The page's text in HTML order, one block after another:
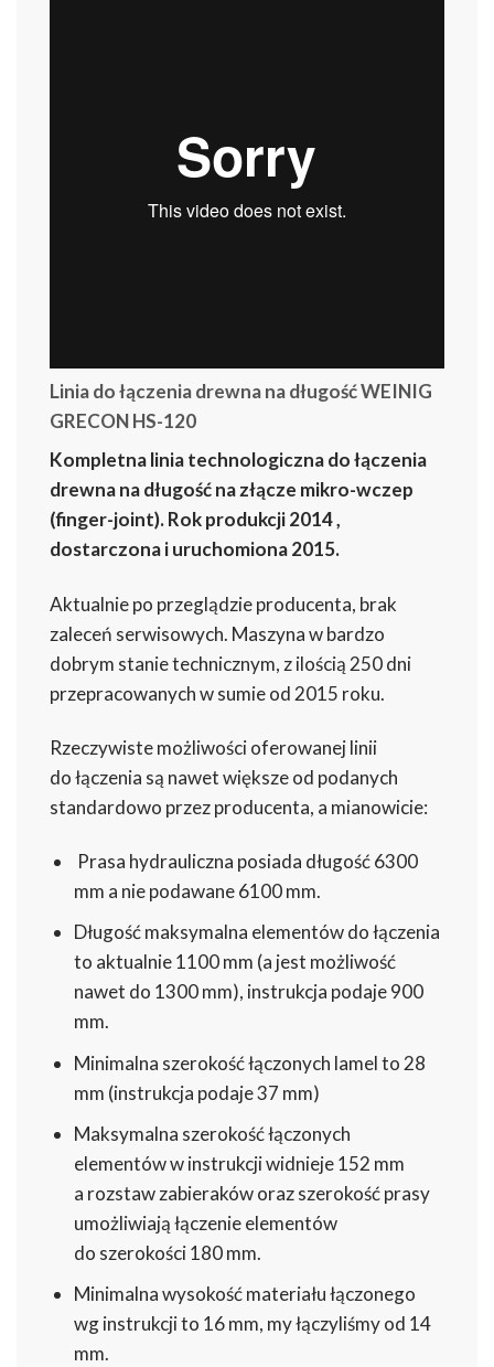
Linia do łączenia drewna na długość WEINIG
GRECON HS-120
Kompletna linia technologiczna do łączenia
drewna na długość na złącze mikro-wczep
(finger-joint). Rok produkcji 2014 ,
dostarczona i uruchomiona 2015.
Aktualnie po przeglądzie producenta, brak
zaleceń serwisowych. Maszyna w bardzo
dobrym stanie technicznym, z ilością 250 dni
przepracowanych w sumie od 2015 roku.
Rzeczywiste możliwości oferowanej linii
do łączenia są nawet większe od podanych
standardowo przez producenta, a mianowicie:
Prasa hydrauliczna posiada długość 6300
mm a nie podawane 6100 mm.
Długość maksymalna elementów do łączenia
to aktualnie 1100 mm (a jest możliwość
nawet do 1300 mm), instrukcja podaje 900
mm.
Minimalna szerokość łączonych lamel to 28
mm (instrukcja podaje 37 mm)
Maksymalna szerokość łączonych
elementów w instrukcji widnieje 152 mm
a rozstaw zabieraków oraz szerokość prasy
umożliwiają łączenie elementów
do szerokości 180 mm.
Minimalna wysokość materiału łączonego
wg instrukcji to 16 mm, my łączyliśmy od 14
mm.